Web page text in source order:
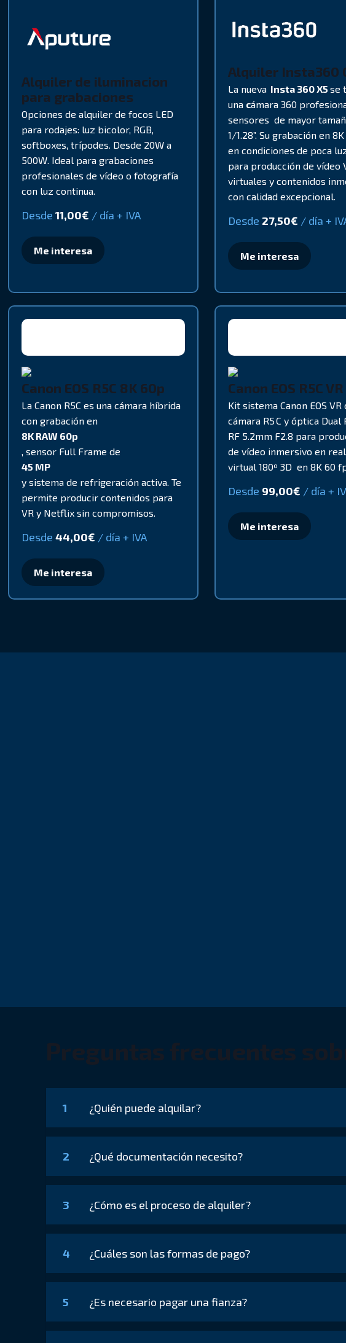
Alquiler de iluminacion
para grabaciones
Opciones de alquiler de focos LED
para rodajes: luz bicolor, RGB,
softboxes, trípodes. Desde 20W a
500W. Ideal para grabaciones
profesionales de vídeo o fotografía
con luz continua.
Desde11,00€ / día + IVA
Me interesa
Alquiler Insta360
La nueva Insta 360 X5se
una cámara 360
sensores de mayor
1/1.28”. Su grabación en
en condiciones de poca
para producción de vídeo
virtuales y contenidos
con calidad excepcional.
Desde 27,50€ / día +
Me interesa
Canon EOS R5C 8K 60p
La Canon R5C es una cámara híbrida
con grabación en
8K RAW 60p
, sensor Full Frame de
45 MP
y sistema de refrigeración activa. Te
permite producir contenidos para
VR y Netflix sin compromisos.
Desde44,00€ / día + IVA
Me interesa
Canon EOS R5C
Kit sistema Canon EOS VR
cámara R5 C y óptica Dual
RF 5.2mm F2.8 para
de vídeo inmersivo en
virtual 180º 3D en 8K 60
Desde 99,00€ / día +
Me interesa
1 ¿Quién puede alquilar?
2 ¿Qué documentación necesito?
3 ¿Cómo es el proceso de alquiler?
4 ¿Cuáles son las formas de pago?
5 ¿Es necesario pagar una fianza?